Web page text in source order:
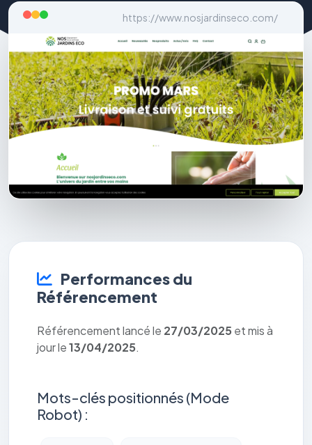
https://www.nosjardinseco.com/
Performances du
Référencement
Référencement lancé le 27/03/2025 et mis à
jour le13/04/2025.
Mots-clés positionnés (Mode
Robot) :